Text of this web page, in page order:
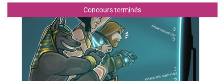
Concours terminés